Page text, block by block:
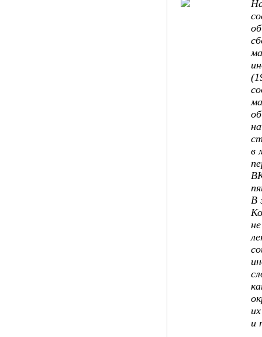
в
В
и